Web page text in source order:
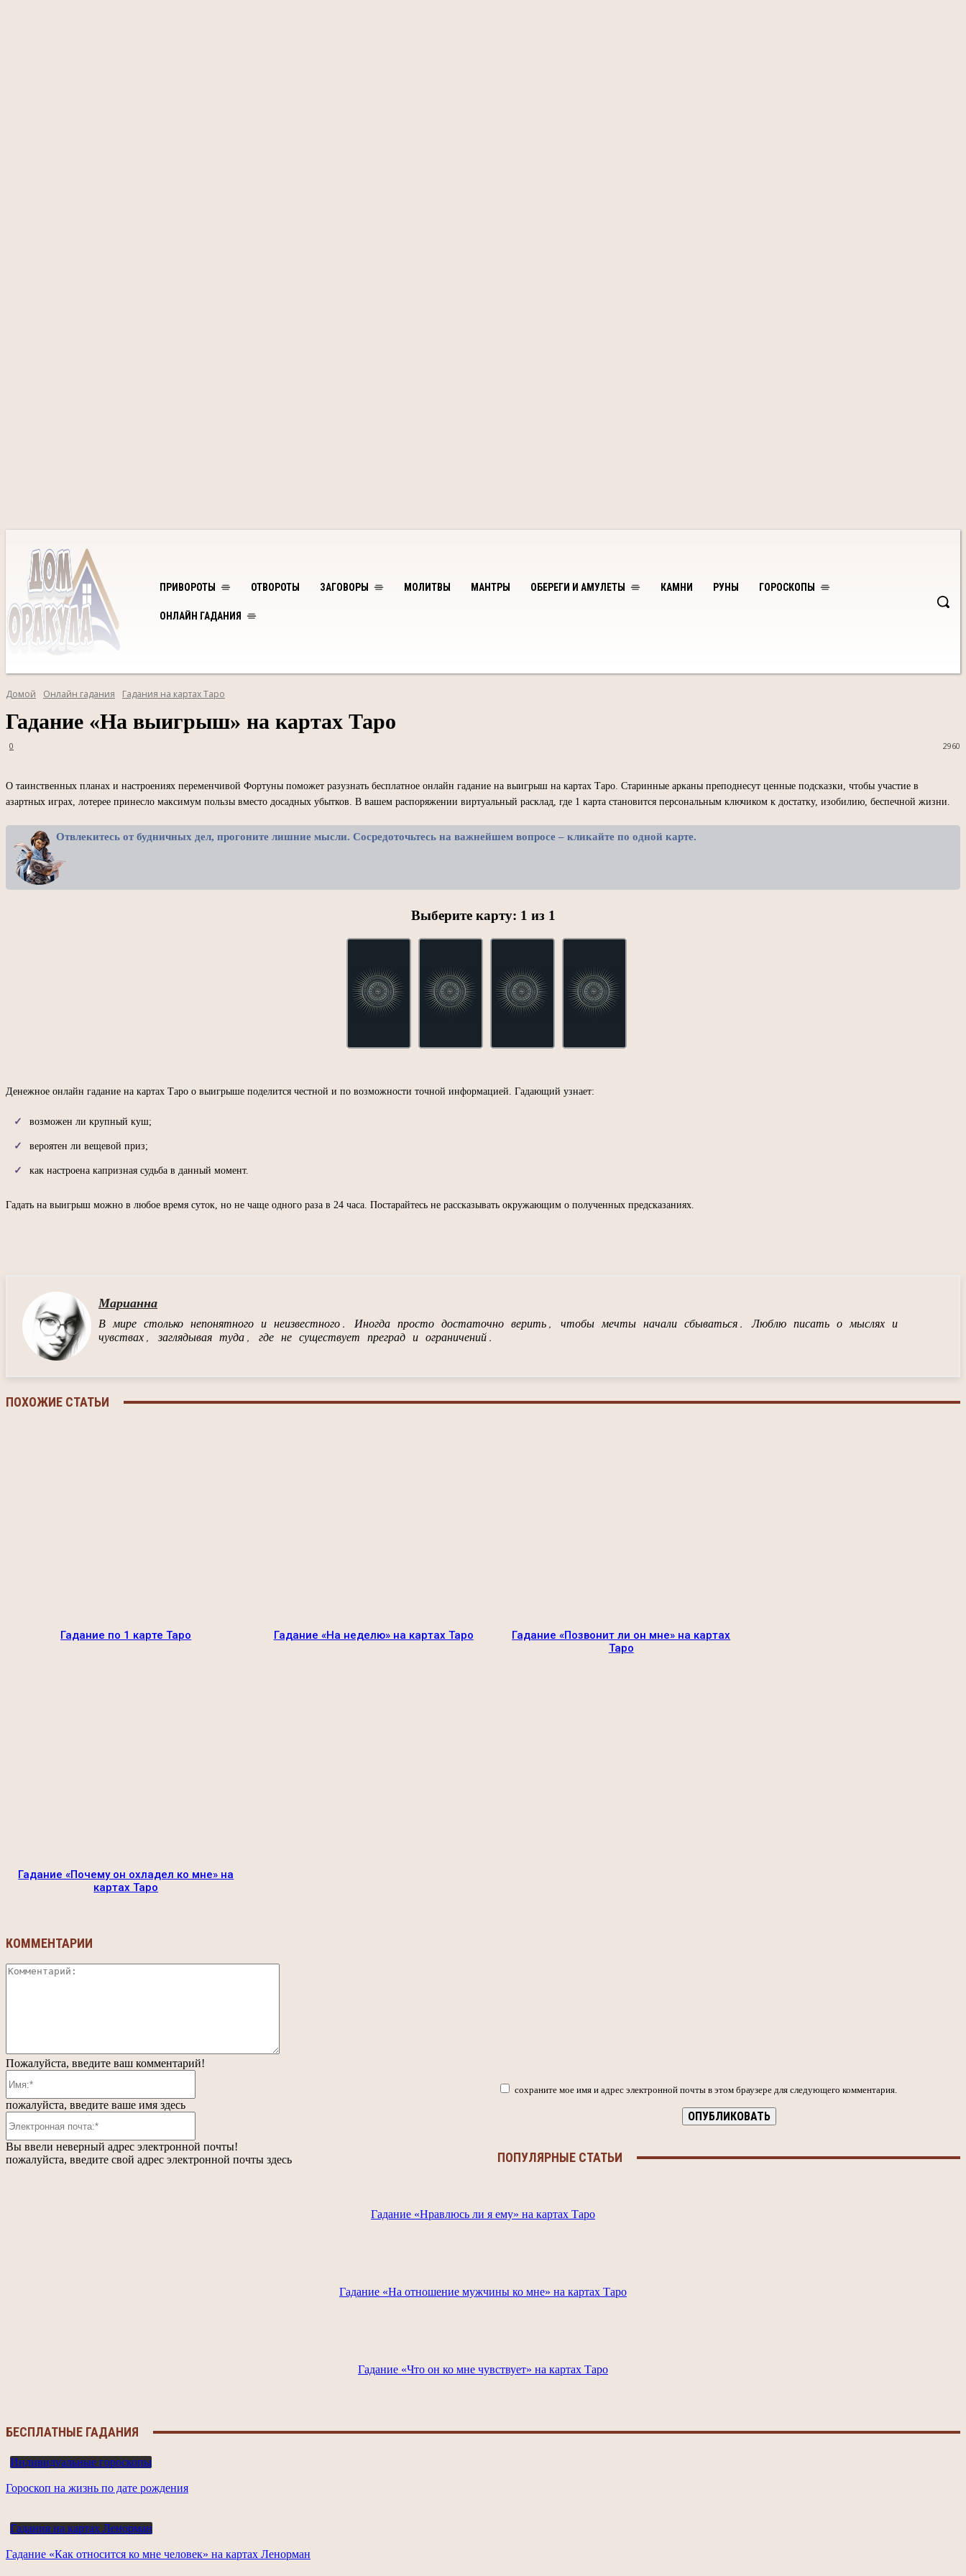
ПРИВОРОТЫ ОТВОРОТЫ ЗАГОВОРЫ МОЛИТВЫ МАНТРЫ ОБЕРЕГИ И АМУЛЕТЫ КАМНИ РУНЫ ГОРОСКОПЫ
ОНЛАЙН ГАДАНИЯ
Домой Онлайн гадания Гадания на картах Таро
Гадание «На выигрыш» на картах Таро
2960
0
О таинственных планах и настроениях переменчивой Фортуны поможет разузнать бесплатное онлайн гадание на выигрыш на картах Таро. Старинные арканы преподнесут ценные подсказки, чтобы участие в
азартных играх, лотерее принесло максимум пользы вместо досадных убытков. В вашем распоряжении виртуальный расклад, где 1 карта становится персональным ключиком к достатку, изобилию, беспечной жизни.
Отвлекитесь от будничных дел, прогоните лишние мысли. Сосредоточьтесь на важнейшем вопросе – кликайте по одной карте.
Выберите карту: 1 из 1
Денежное онлайн гадание на картах Таро о выигрыше поделится честной и по возможности точной информацией. Гадающий узнает:
возможен ли крупный куш;
вероятен ли вещевой приз;
как настроена капризная судьба в данный момент.
Гадать на выигрыш можно в любое время суток, но не чаще одного раза в 24 часа. Постарайтесь не рассказывать окружающим о полученных предсказаниях.
Марианна
В мире столько непонятного и неизвестного. Иногда просто достаточно верить, чтобы мечты начали сбываться. Люблю писать о мыслях и
чувствах, заглядывая туда, где не существует преград и ограничений.
ПОХОЖИЕ СТАТЬИ
Гадание по 1 карте Таро Гадание «На неделю» на картах Таро
Гадание «Позвонит ли он мне» на картах
Таро
Гадание «Почему он охладел ко мне» на
картах Таро
КОММЕНТАРИИ
Пожалуйста, введите ваш комментарий!
пожалуйста, введите ваше имя здесь
Вы ввели неверный адрес электронной почты!
пожалуйста, введите свой адрес электронной почты здесь
сохраните мое имя и адрес электронной почты в этом браузере для следующего комментария.
ПОПУЛЯРНЫЕ СТАТЬИ
Гадание «Нравлюсь ли я ему» на картах Таро
Гадание «На отношение мужчины ко мне» на картах Таро
Гадание «Что он ко мне чувствует» на картах Таро
БЕСПЛАТНЫЕ ГАДАНИЯ
Индивидуальные гороскопы
Гороскоп на жизнь по дате рождения
Гадания на картах Ленорман
Гадание «Как относится ко мне человек» на картах Ленорман